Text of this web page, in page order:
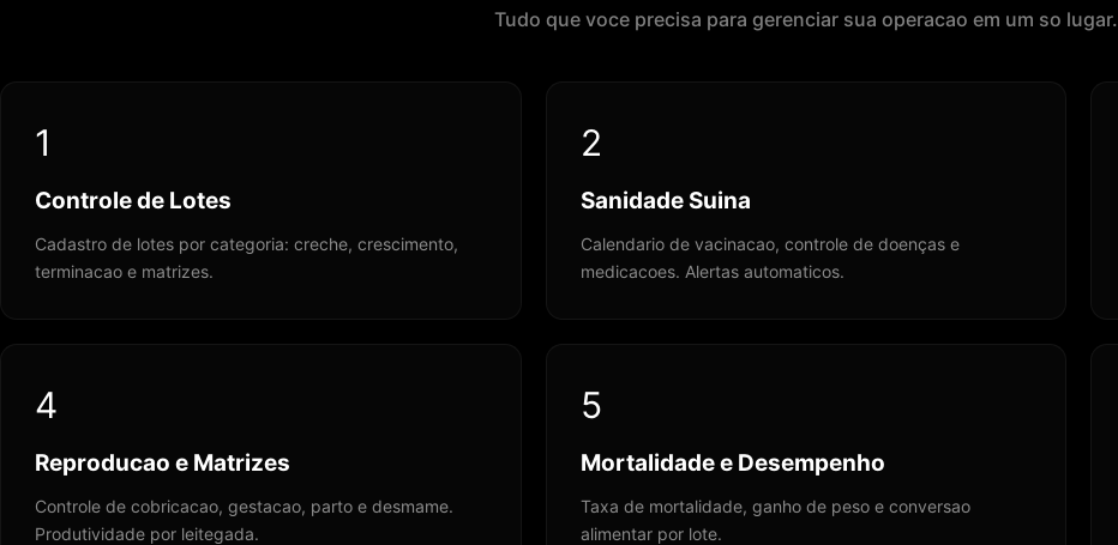
Tudo que voce precisa para gerenciar sua operacao em um so lugar.
1
Controle de Lotes
Cadastro de lotes por categoria: creche, crescimento,
terminacao e matrizes.
2
Sanidade Suina
Calendario de vacinacao, controle de doenças e
medicacoes. Alertas automaticos.
4
Reproducao e Matrizes
Controle de cobricacao, gestacao, parto e desmame.
Produtividade por leitegada.
5
Mortalidade e Desempenho
Taxa de mortalidade, ganho de peso e conversao
alimentar por lote.